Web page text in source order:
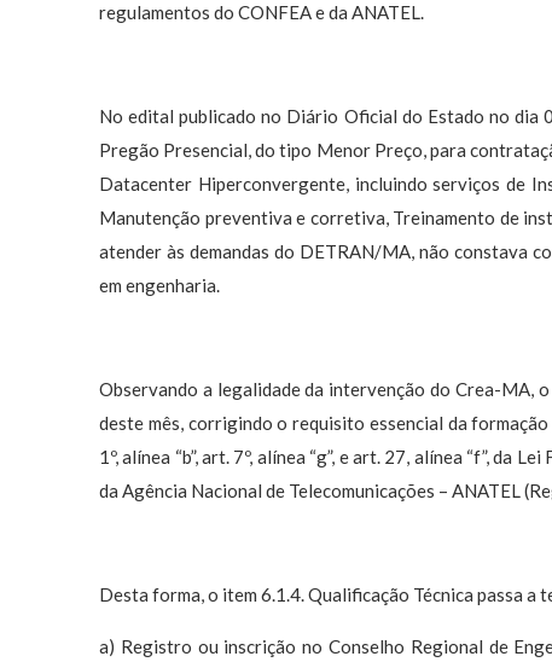
regulamentos do CONFEA e da ANATEL.
No edital publicado no Diário Oficial do Estado no dia
Pregão Presencial, do tipo Menor Preço, para
Datacenter Hiperconvergente, incluindo serviços de
Manutenção preventiva e corretiva, Treinamento de
atender às demandas do DETRAN/MA, não constava
em engenharia.
Observando a legalidade da intervenção do Crea-MA,
deste mês, corrigindo o requisito essencial da
1º, alínea “b”, art. 7º, alínea “g”, e art. 27, alínea “f”, da
da Agência Nacional de Telecomunicações – ANATEL
Desta forma, o item 6.1.4. Qualificação Técnica passa a
a) Registro ou inscrição no Conselho Regional de